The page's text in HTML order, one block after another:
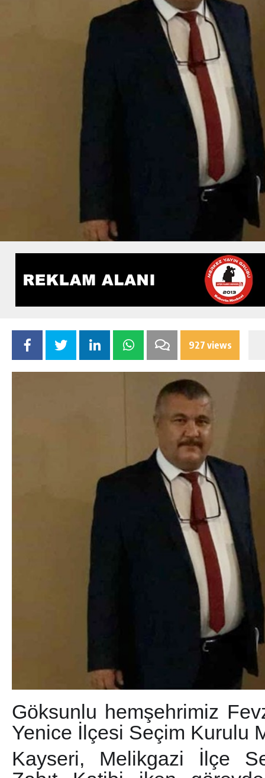
927 views
Göksunlu hemşehrimiz
Yenice İlçesi Seçim Kurulu
Kayseri, Melikgazi İlçe
GÖKSUN HAFIZLIK KIZ KUR’AN KURSU
ÖĞRENCILERINE DARENDE GEZISI.